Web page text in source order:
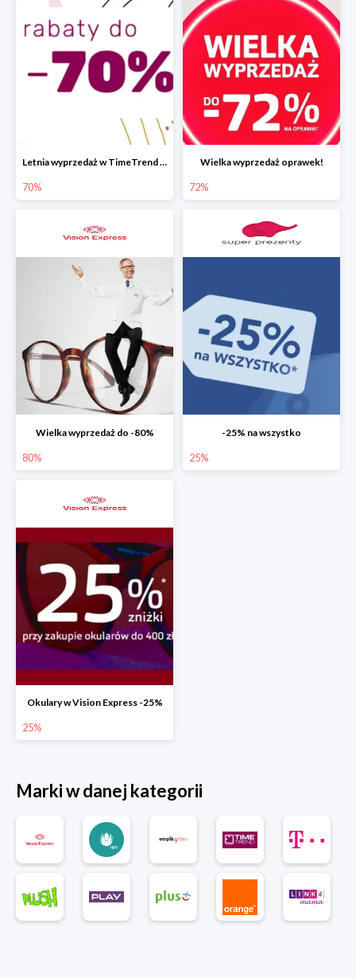
Letnia wyprzedaż w TimeTrend do -70%
70%
Wielka wyprzedaż oprawek!
72%
Wielka wyprzedaż do -80%
80%
-25% na wszystko
25%
Okulary w Vision Express -25%
25%
Marki w danej kategorii